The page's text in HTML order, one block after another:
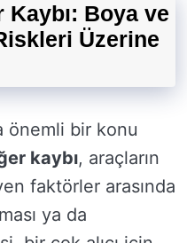
Boya ve
Üzerine
önemli bir konu
kaybı, araçların
faktörler arasında
ya da